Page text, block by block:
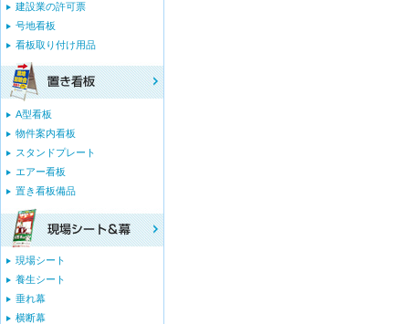
建設業の許可票
号地看板
看板取り付け用品
A型看板
物件案内看板
スタンドプレート
エアー看板
置き看板備品
現場シート
養生シート
垂れ幕
横断幕